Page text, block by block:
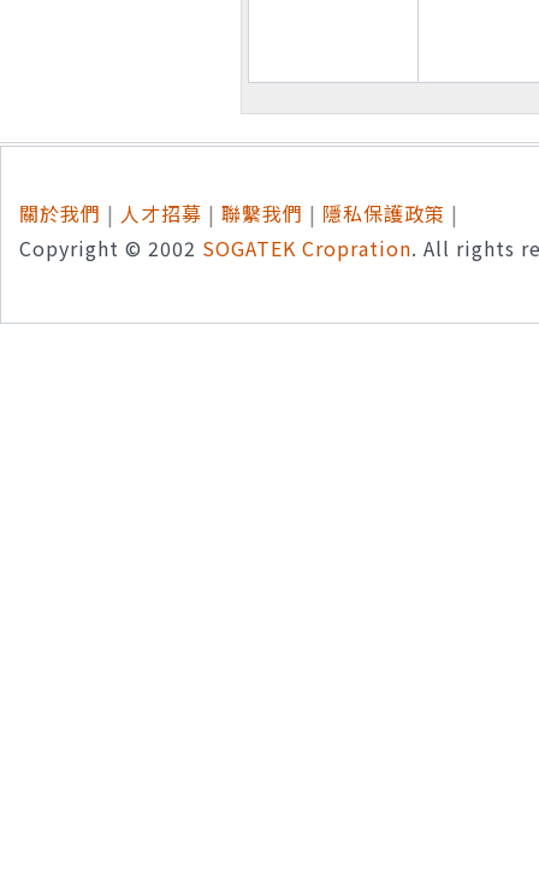
關於我們 | 人才招募 | 聯繫我們 | 隱私保護政策 |
Copyright © 2002 SOGATEK Cropration. All rights